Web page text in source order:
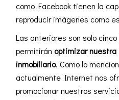
como Facebook tienen la
reproducir imágenes como
Las anteriores son solo
permitirán optimizar
inmobiliario. Como lo
actualmente Internet nos
promocionar nuestros